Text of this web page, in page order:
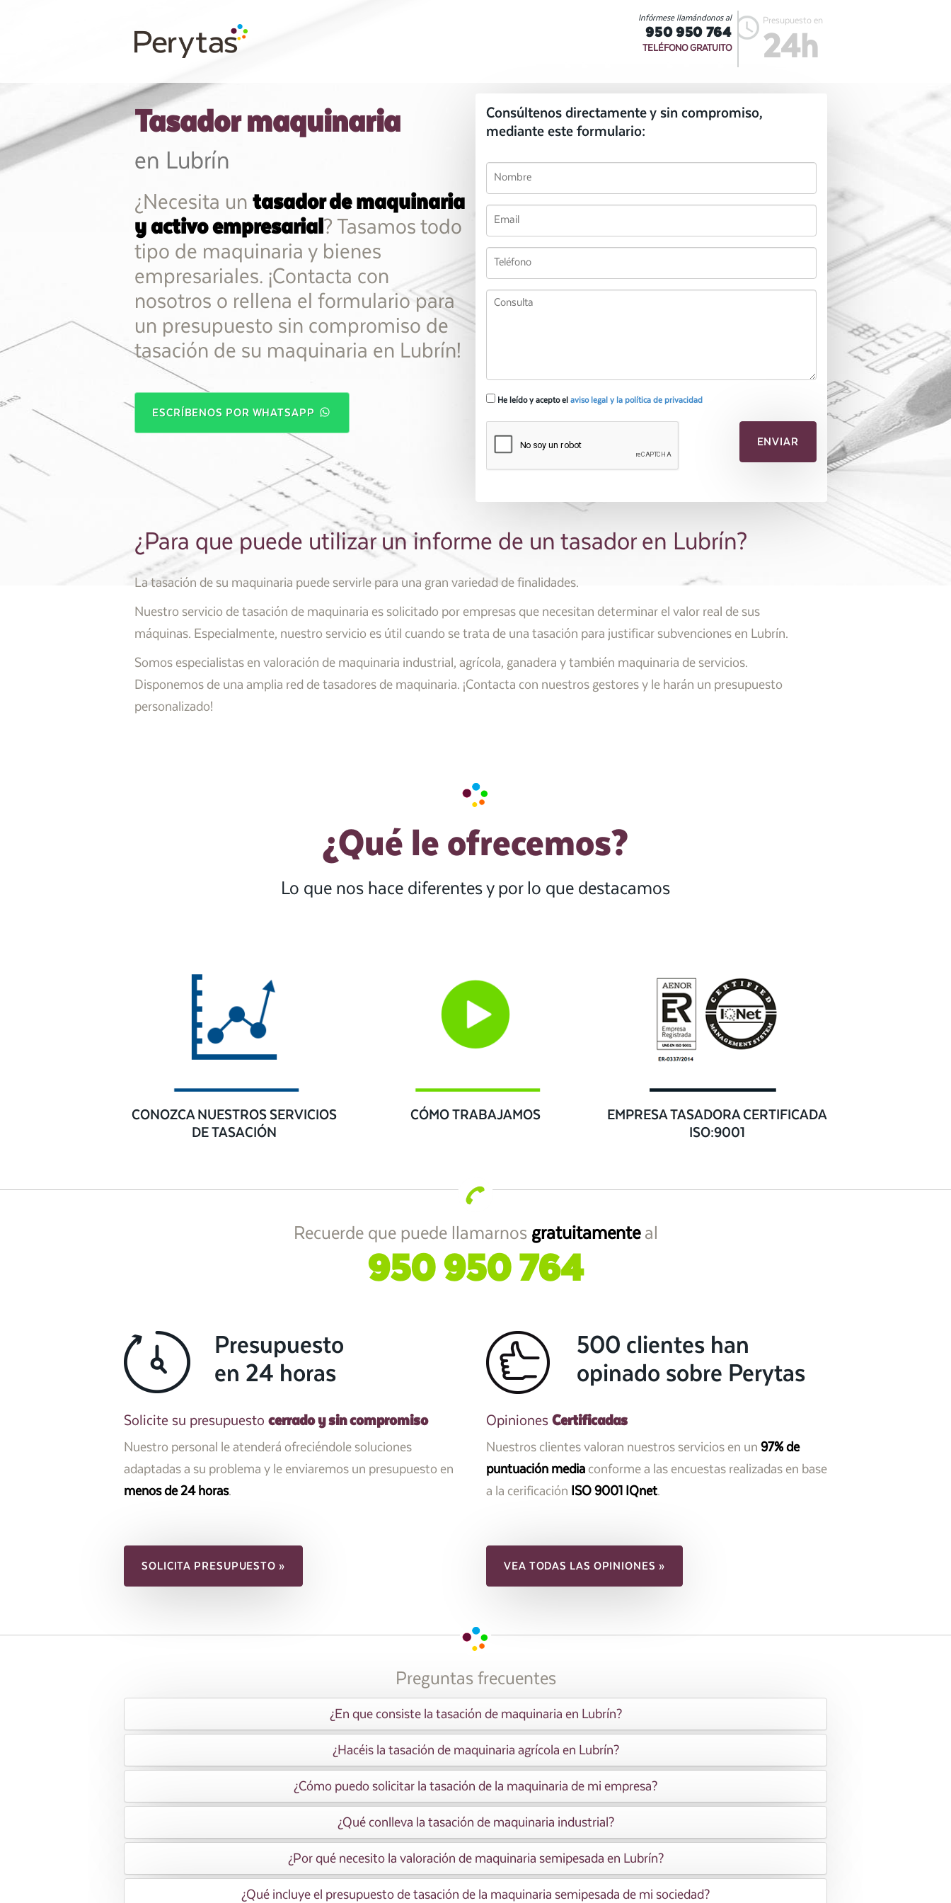
Presupuesto en
24h
Infórmese llamándonos al
950 950 764
TELÉFONO GRATUITO
Tasador maquinaria
en Lubrín
¿Necesita un tasador de maquinaria
y activo empresarial? Tasamos todo
tipo de maquinaria y bienes
empresariales. ¡Contacta con
nosotros o rellena el formulario para
un presupuesto sin compromiso de
tasación de su maquinaria en Lubrín!
ESCRÍBENOS POR WHATSAPP
Consúltenos directamente y sin compromiso,
mediante este formulario:
He leído y acepto el aviso legal y la política de privacidad
¿Para que puede utilizar un informe de un tasador en Lubrín?
La tasación de su maquinaria puede servirle para una gran variedad de finalidades.
Nuestro servicio de tasación de maquinaria es solicitado por empresas que necesitan determinar el valor real de sus
máquinas. Especialmente, nuestro servicio es útil cuando se trata de una tasación para justificar subvenciones en Lubrín.
Somos especialistas en valoración de maquinaria industrial, agrícola, ganadera y también maquinaria de servicios.
Disponemos de una amplia red de tasadores de maquinaria. ¡Contacta con nuestros gestores y le harán un presupuesto
personalizado!
¿Qué le ofrecemos?
Lo que nos hace diferentes y por lo que destacamos
CONOZCA NUESTROS SERVICIOS
DE TASACIÓN
CÓMO TRABAJAMOS
EMPRESA TASADORA CERTIFICADA
ISO:9001
Recuerde que puede llamarnos gratuitamenteal
950 950 764
Presupuesto
en 24 horas
Solicite su presupuesto cerrado y sin compromiso
Nuestro personal le atenderá ofreciéndole soluciones
adaptadas a su problema y le enviaremos un presupuesto en
menos de 24 horas.
SOLICITA PRESUPUESTO »
500 clientes han
opinado sobre Perytas
Opiniones Certificadas
Nuestros clientes valoran nuestros servicios en un 97% de
puntuación mediaconforme a las encuestas realizadas en base
a la cerificación ISO 9001 IQnet.
VEA TODAS LAS OPINIONES »
Preguntas frecuentes
¿En que consiste la tasación de maquinaria en Lubrín?
¿Hacéis la tasación de maquinaria agrícola en Lubrín?
¿Cómo puedo solicitar la tasación de la maquinaria de mi empresa?
¿Qué conlleva la tasación de maquinaria industrial?
¿Por qué necesito la valoración de maquinaria semipesada en Lubrín?
¿Qué incluye el presupuesto de tasación de la maquinaria semipesada de mi sociedad?